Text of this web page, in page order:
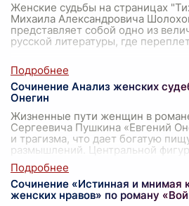
Женские судьбы на страницах
Михаила Александровича
представляет собой одно из
русской литературы, где
Сочинение Анализ женских
Онегин
Жизненные пути женщин в
Сергеевича Пушкина «Евгений
и трагизма, что дает богатую
размышлений. Центральной
Сочинение «Истинная и мнимая
женских нравов» по роману